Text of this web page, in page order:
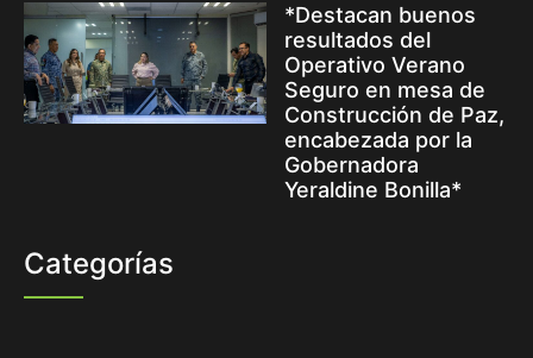
*Destacan buenos
resultados del
Operativo Verano
Seguro en mesa de
Construcción de Paz,
encabezada por la
Gobernadora
Yeraldine Bonilla*
Categorías